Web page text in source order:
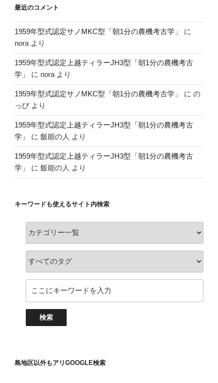
最近のコメント
1959年型式認定サノMKC型「朝1分の農機考古学」
に
nora より
1959年型式認定上越ティラーJH3型「朝1分の農機考古
学」
に nora より
1959年型式認定サノMKC型「朝1分の農機考古学」 に の
っぴより
1959年型式認定上越ティラーJH3型「朝1分の農機考古
学」
に 飯能の人 より
1959年型式認定上越ティラーJH3型「朝1分の農機考古
学」
に 飯能の人 より
キーワードも使えるサイト内検索
島地区以外もアリGOOGLE検索